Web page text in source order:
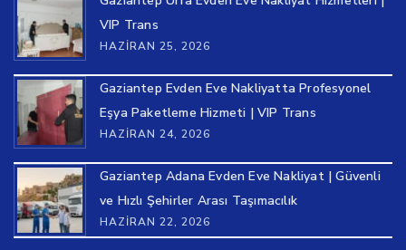
VIP Trans
HAZIRAN 25, 2026
Gaziantep Evden Eve Nakliyatta Profesyonel
Eşya Paketleme Hizmeti | VIP Trans
HAZIRAN 24, 2026
Gaziantep Adana Evden Eve Nakliyat | Güvenli
ve Hızlı Şehirler Arası Taşımacılık
HAZIRAN 22, 2026